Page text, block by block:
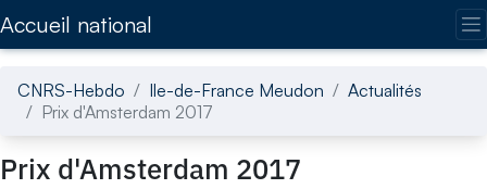
Accueil national
CNRS-Hebdo Ile-de-France Meudon
Actualités
Prix d'Amsterdam 2017
Prix d'Amsterdam 2017